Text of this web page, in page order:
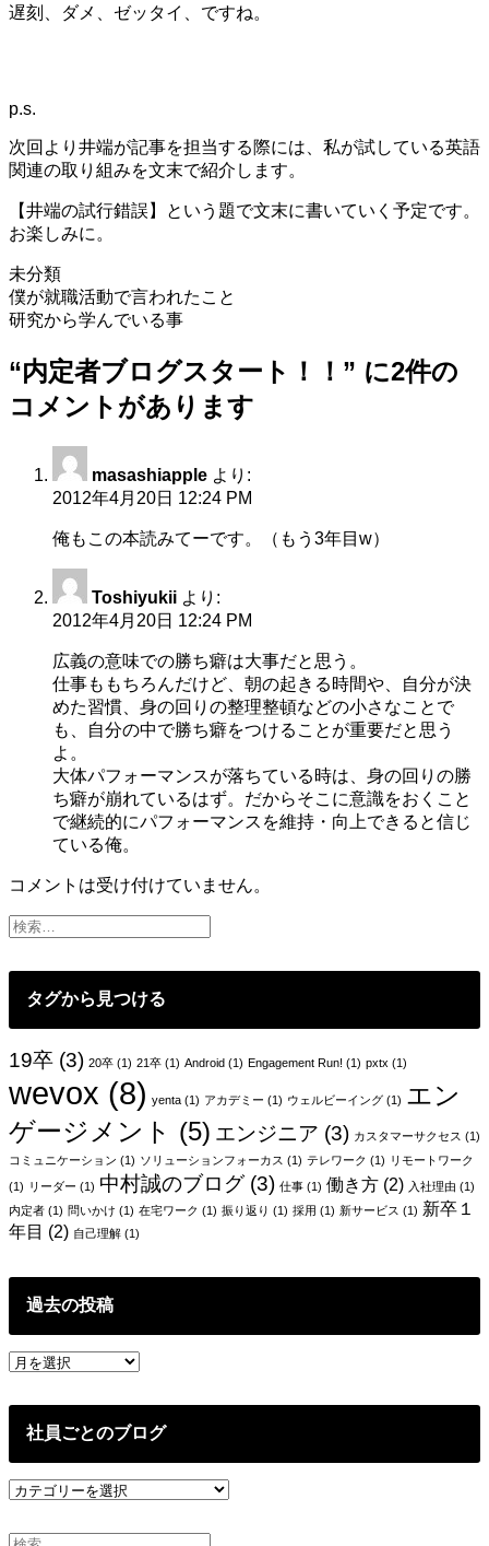
遅刻、ダメ、ゼッタイ、ですね。
p.s.
次回より井端が記事を担当する際には、私が試している英語
関連の取り組みを文末で紹介します。
【井端の試行錯誤】という題で文末に書いていく予定です。
お楽しみに。
未分類
投
稿
ナ
ビ
僕が就職活動で言われたこと
研究から学んでいる事
“内定者ブログスタート！！ ” に2件の
コメントがあります
masashiapple より:
2012年4月20日 12:24 PM
俺もこの本読みてーです。（もう3年目w）
Toshiyukii より:
2012年4月20日 12:24 PM
広義の意味での勝ち癖は大事だと思う。
仕事ももちろんだけど、朝の起きる時間や、自分が決
めた習慣、身の回りの整理整頓などの小さなことで
も、自分の中で勝ち癖をつけることが重要だと思う
よ。
大体パフォーマンスが落ちている時は、身の回りの勝
ち癖が崩れているはず。だからそこに意識をおくこと
で継続的にパフォーマンスを維持・向上できると信じ
ている俺。
コメントは受け付けていません。
タグから見つける
19卒 (3) 20卒 (1) 21卒 (1) Android (1) Engagement Run! (1) pxtx (1)
wevox (8) yenta (1) アカデミー (1) ウェルビーイング (1) エン
ゲージメント (5) エンジニア (3) カスタマーサクセス (1)
コミュニケーション (1) ソリューションフォーカス (1) テレワーク (1) リモートワーク
(1) リーダー (1) 中村誠のブログ(3) 仕事 (1) 働き方 (2) 入社理由 (1)
内定者 (1) 問いかけ (1) 在宅ワーク (1) 振り返り (1) 採用 (1) 新サービス (1) 新卒１
年目 (2) 自己理解 (1)
過去の投稿
過
の
社員ごとのブログ
社
ご